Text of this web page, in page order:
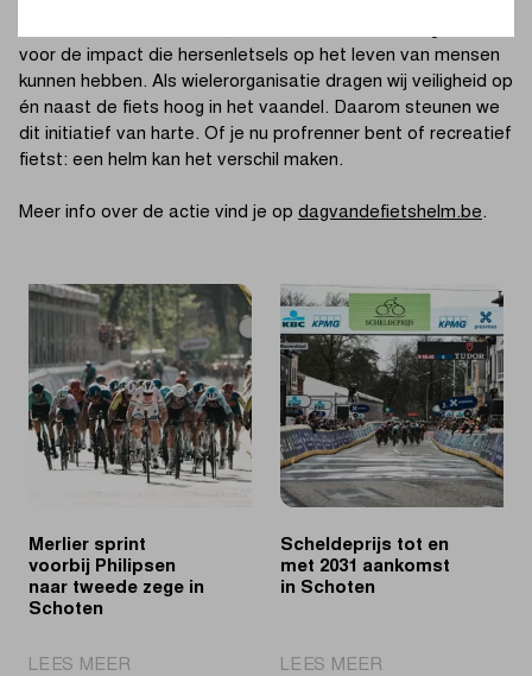
voor de impact die hersenletsels op het leven van mensen
kunnen hebben. Als wielerorganisatie dragen wij veiligheid op
én naast de fiets hoog in het vaandel. Daarom steunen we
dit initiatief van harte. Of je nu profrenner bent of recreatief
fietst: een helm kan het verschil maken.
Meer info over de actie vind je op dagvandefietshelm.be.
Merlier sprint
voorbij Philipsen
naar tweede zege in
Schoten
LEES MEER
Scheldeprijs tot en
met 2031 aankomst
in Schoten
LEES MEER